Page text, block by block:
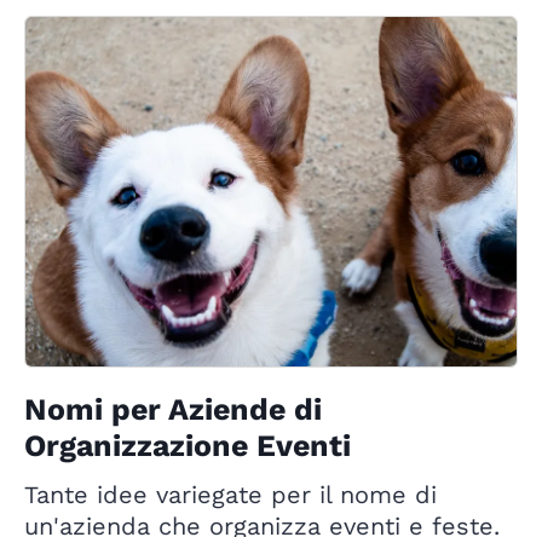
Nomi per Aziende di
Organizzazione Eventi
Tante idee variegate per il nome di
un'azienda che organizza eventi e feste.